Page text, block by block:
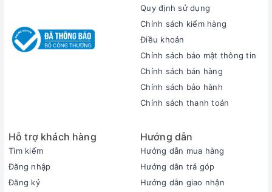
Quy định sử dụng
Chính sách kiểm hàng
Điều khoản
Chính sách bảo mật thông tin
Chính sách bán hàng
Chính sách bảo hành
Chính sách thanh toán
Hỗ trợ khách hàng
Tìm kiếm
Đăng nhập
Đăng ký
Hướng dẫn
Hướng dẫn mua hàng
Hướng dẫn trả góp
Hướng dẫn giao nhận